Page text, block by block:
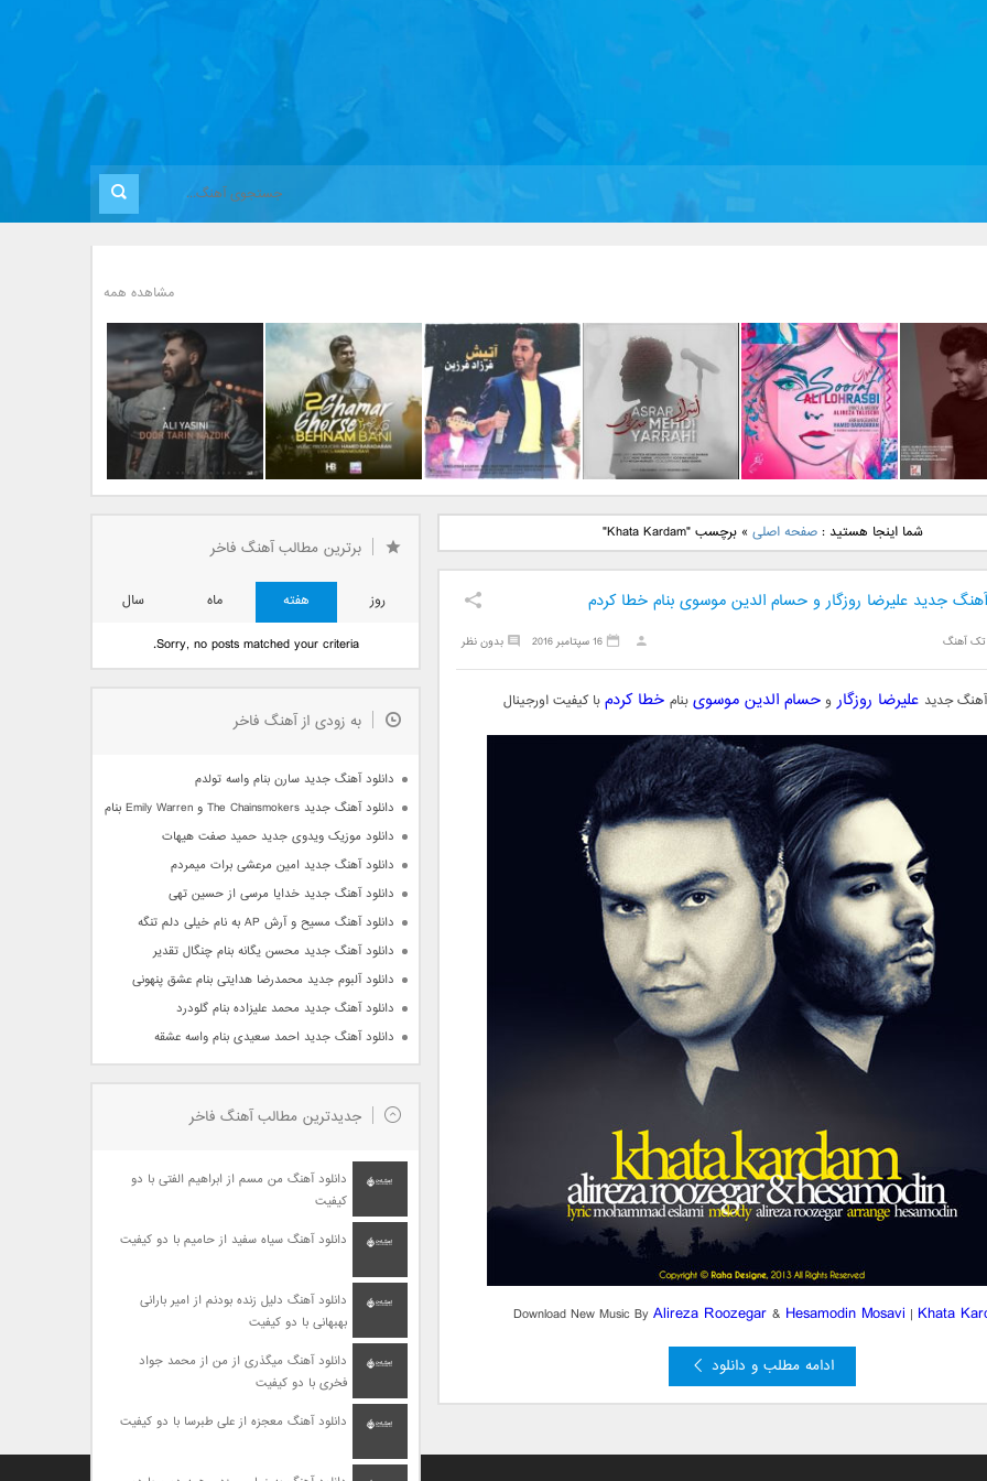
مشاهده همه
جدید رضا
دانلود آهنگ جدید علی
لهراسبی بنام صورت
دانلود آهنگ جدید مهدی
یراحی بنام اسرار
دانلود آهنگ جدید فرزاد
بانی بنام قرص قمر 2
یاسینی بنام دورترین نزدیک
شما اینجا هستید :صفحه اصلی »برچسب "Khata Kardam"
آهنگ جدید علیرضا روزگار و حسام الدین موسوی بنام خطا کردم
تک آهنگ بدون نظر 16 سپتامبر 2016
آهنگ جدید علیرضا روزگار وحسام الدین موسویبنام خطا کردمبا کیفیت اورجینال
Download New Music ByAlireza Roozegar & Hesamodin Mosavi | Khata
ادامه مطلب و دانلود
برترین مطالب آهنگ فاخر
روز هفته ماه
سال
Sorry, no posts matched your criteria.
به زودی از آهنگ فاخر
دانلود آهنگ جدید سارن بنام واسه تولدم
دانلود آهنگ جدید The Chainsmokers و Emily Warren بنام Side Effects
دانلود موزیک ویدوی جدید حمید صفت هیهات
دانلود آهنگ جدید امین مرعشی برات میمردم
دانلود آهنگ جدید خدایا مرسی از حسین تهی
دانلود آهنگ مسیح و آرش AP به نام خیلی دلم تنگه
دانلود آهنگ جدید محسن یگانه بنام چنگال تقدیر
دانلود آلبوم جدید محمدرضا هدایتی بنام عشق پنهونی
دانلود آهنگ جدید محمد علیزاده بنام گلودرد
دانلود آهنگ جدید احمد سعیدی بنام واسه عشقه
جدیدترین مطالب آهنگ فاخر
دانلود آهنگ من مسم از ابراهیم الفتی با دو
کیفیت
دانلود آهنگ سیاه سفید از حامیم با دو کیفیت
دانلود آهنگ دلیل زنده بودنم از امیر بارانی
بهبهانی با دو کیفیت
دانلود آهنگ میگذری از من از محمد جواد
فخری با دو کیفیت
دانلود آهنگ معجزه از علی طبرسا با دو کیفیت